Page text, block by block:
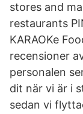
stores and
restaurants
KARAOKe
recensioner
personalen
dit när vi är i
sedan vi